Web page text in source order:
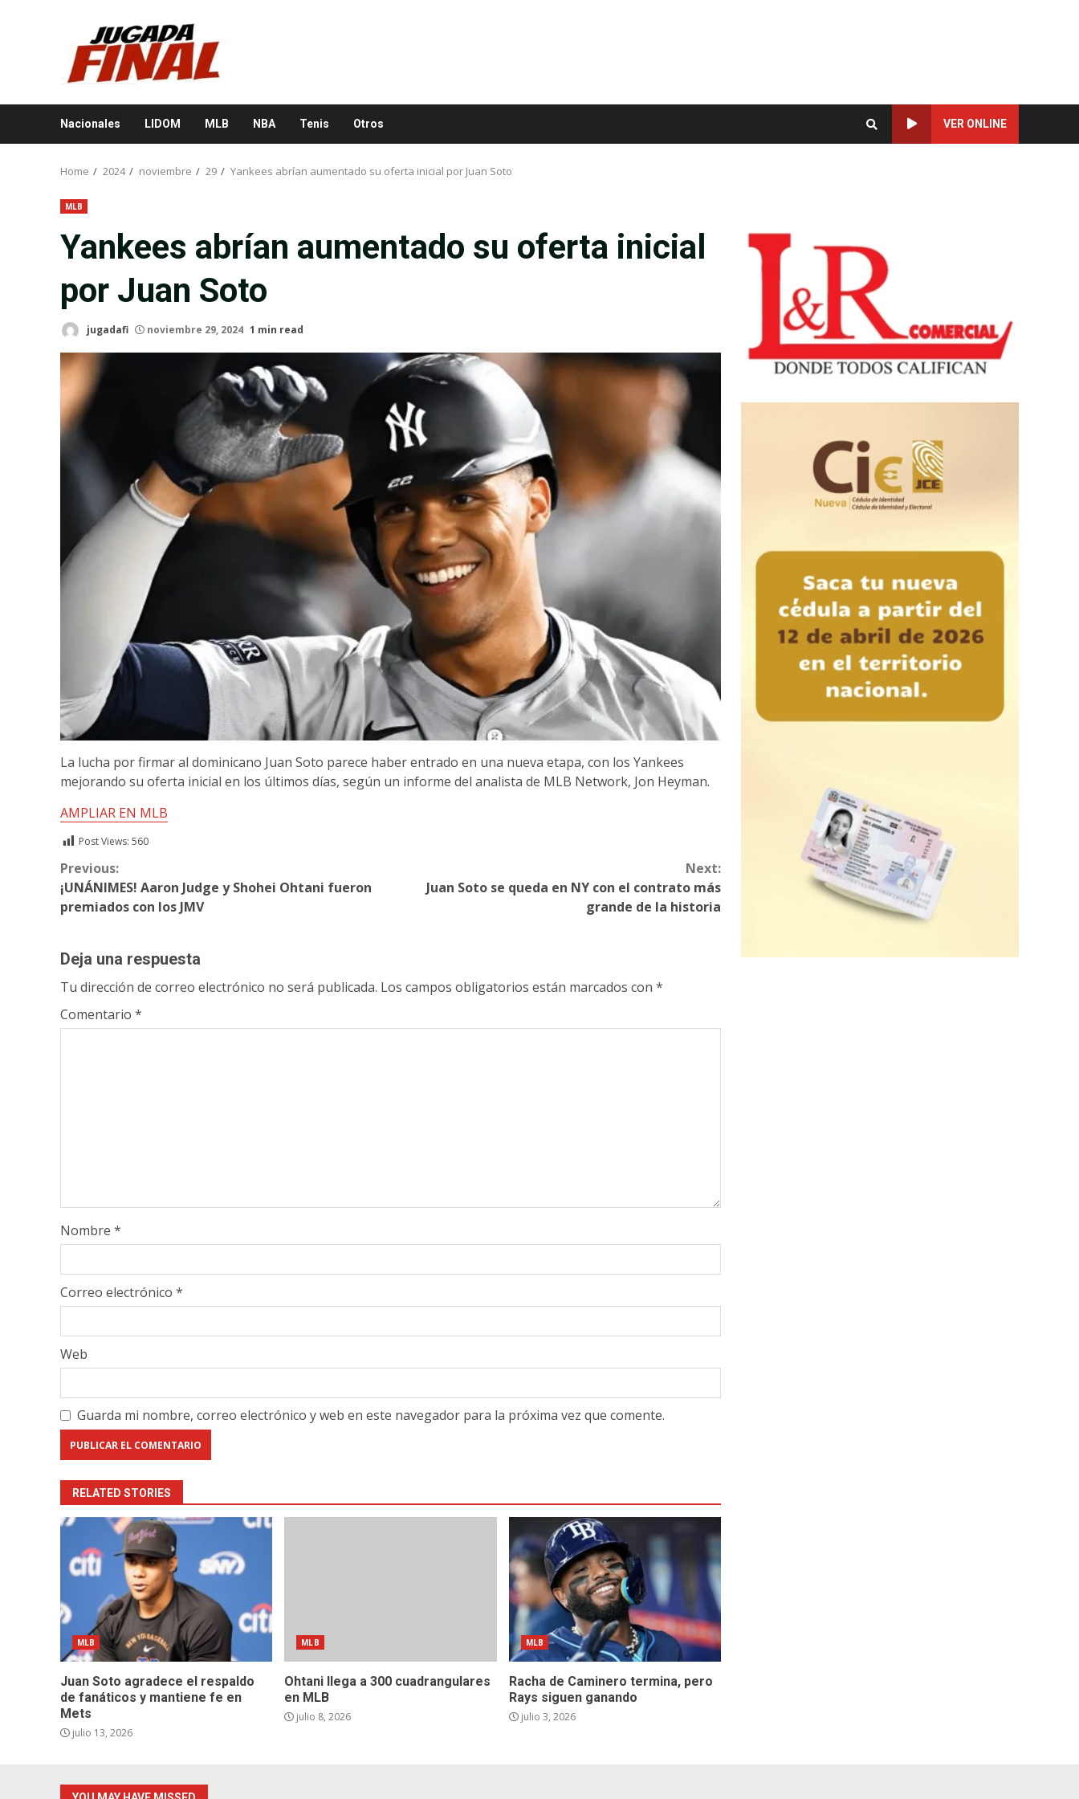
Nacionales LIDOM MLB NBA Tenis Otros VER ONLINE
Home 2024 noviembre 29 Yankees abrían aumentado su oferta inicial por Juan Soto
MLB
Yankees abrían aumentado su oferta inicial
por Juan Soto
jugadafi noviembre 29, 2024 1 min read
La lucha por firmar al dominicano Juan Soto parece haber entrado en una nueva etapa, con los Yankees
mejorando su oferta inicial en los últimos días, según un informe del analista de MLB Network, Jon Heyman.
AMPLIAR EN MLB
Post Views: 560
Continue
Reading
Previous:
¡UNÁNIMES! Aaron Judge y Shohei Ohtani fueron
premiados con los JMV
Next:
Juan Soto se queda en NY con el contrato más
grande de la historia
Deja una respuesta
Tu dirección de correo electrónico no será publicada. Los campos obligatorios están marcados con *
Comentario *
Nombre *
Correo electrónico *
Web
Guarda mi nombre, correo electrónico y web en este navegador para la próxima vez que comente.
RELATED STORIES
MLB
Juan Soto agradece el respaldo
de fanáticos y mantiene fe en
Mets
julio 13, 2026
MLB
Ohtani llega a 300 cuadrangulares
en MLB
julio 8, 2026
MLB
Racha de Caminero termina, pero
Rays siguen ganando
julio 3, 2026